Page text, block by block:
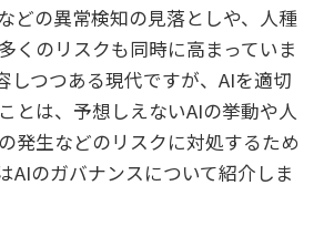
どの異常検知の見落としや、人種
くのリスクも同時に高まっていま
しつつある現代ですが、AIを適切
とは、予想しえないAIの挙動や人
発生などのリスクに対処するため
AIのガバナンスについて紹介しま